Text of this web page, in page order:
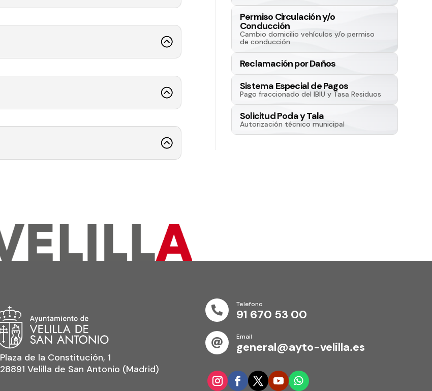
Permiso Circulación y/o
Conducción
Cambio domicilio vehículos y/o permiso
de conducción
Reclamación por Daños
Sistema Especial de Pagos
Pago fraccionado del IBIU y Tasa Residuos
Solicitud Poda y Tala
Autorización técnico municipal
Plaza de la Constitución, 1
28891 Velilla de San Antonio (Madrid)

Telefono
91 670 53 00

Email
general@ayto-velilla.es